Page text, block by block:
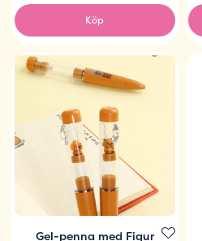
Köp
Gel-penna med Figur